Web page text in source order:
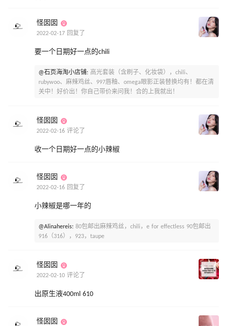
怪囡囡
2022-02-17 回复了
要一个日期好一点的chili
@石页海淘小店铺: 高光套装（含刷子、化妆袋），chili、
rubywoo、麻辣鸡丝、997唇釉、omega眼影正装替换均有！都在清
关中！好价出！你自己带价来问我！合的上我就出！
怪囡囡
2022-02-16 评论了
收一个日期好一点的小辣椒
怪囡囡
2022-02-16 回复了
小辣椒是哪一年的
@Alinahereis: 80包邮出麻辣鸡丝，chili，e for effectless 90包邮出
916（316），923，taupe
怪囡囡
2022-02-10 评论了
出原生液400ml 610
怪囡囡